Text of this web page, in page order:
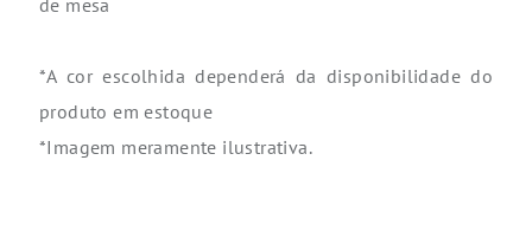
de mesa
*A cor escolhida dependerá da disponibilidade do
produto em estoque
*Imagem meramente ilustrativa.